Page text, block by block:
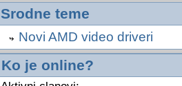
Srodne teme
Novi AMD video driveri
Ko je online?